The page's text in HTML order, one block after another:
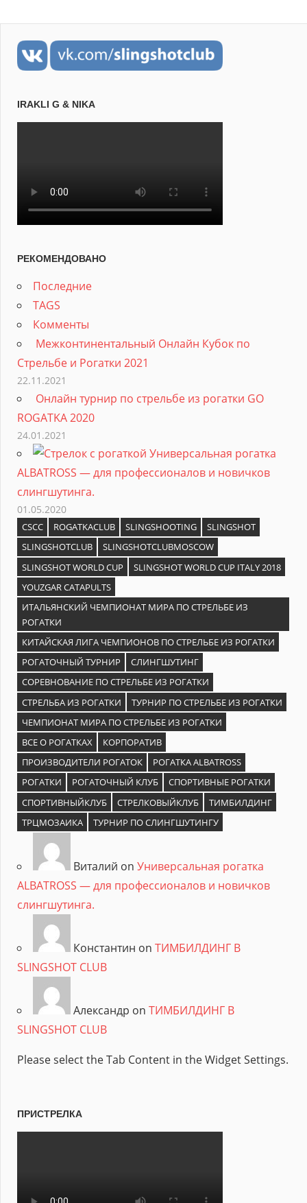
IRAKLI G & NIKA
РЕКОМЕНДОВАНО
Последние
TAGS
Комменты
Межконтинентальный Онлайн Кубок по
Стрельбе и Рогатки 2021
22.11.2021
Онлайн турнир по стрельбе из рогатки GO
ROGATKA 2020
24.01.2021
Универсальная рогатка
ALBATROSS — для профессионалов и новичков
слингшутинга.
01.05.2020
CSCC ROGATKACLUB SLINGSHOOTING
SLINGSHOT
SLINGSHOTCLUB
SLINGSHOTCLUBMOSCOW
SLINGSHOT WORLD CUP
SLINGSHOT WORLD CUP ITALY 2018
YOUZGAR CATAPULTS
ИТАЛЬЯНСКИЙ ЧЕМПИОНАТ МИРА ПО СТРЕЛЬБЕ ИЗ
РОГАТКИ
КИТАЙСКАЯ ЛИГА ЧЕМПИОНОВ ПО СТРЕЛЬБЕ ИЗ РОГАТКИ
РОГАТОЧНЫЙ ТУРНИР
СЛИНГШУТИНГ
СОРЕВНОВАНИЕ ПО СТРЕЛЬБЕ ИЗ РОГАТКИ
СТРЕЛЬБА ИЗ РОГАТКИ
ТУРНИР ПО СТРЕЛЬБЕ ИЗ РОГАТКИ
ЧЕМПИОНАТ МИРА ПО СТРЕЛЬБЕ ИЗ РОГАТКИ
ВСЕ О РОГАТКАХ
КОРПОРАТИВ
ПРОИЗВОДИТЕЛИ РОГАТОК
РОГАТКА ALBATROSS
РОГАТКИ
РОГАТОЧНЫЙ КЛУБ
СПОРТИВНЫЕ РОГАТКИ
СПОРТИВНЫЙКЛУБ
СТРЕЛКОВЫЙКЛУБ
ТИМБИЛДИНГ
ТРЦМОЗАИКА
ТУРНИР ПО СЛИНГШУТИНГУ
Виталий on Универсальная рогатка
ALBATROSS — для профессионалов и новичков
слингшутинга.
Константин on ТИМБИЛДИНГ В
SLINGSHOT CLUB
Александр on ТИМБИЛДИНГ В
SLINGSHOT CLUB
Please select the Tab Content in the Widget Settings.
ПРИСТРЕЛКА